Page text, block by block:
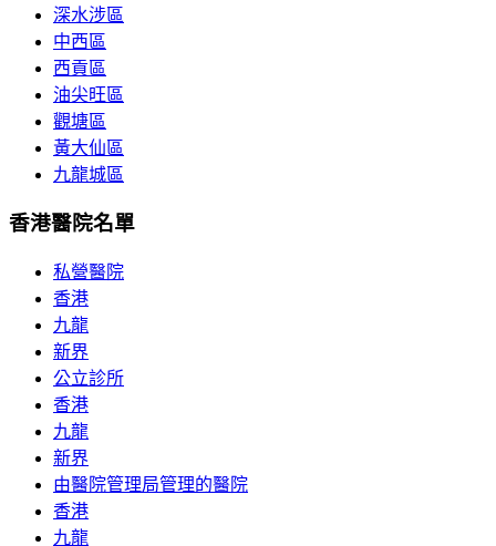
深水涉區
中西區
西貢區
油尖旺區
觀塘區
黃大仙區
九龍城區
香港醫院名單
私營醫院
香港
九龍
新界
公立診所
香港
九龍
新界
由醫院管理局管理的醫院
香港
九龍